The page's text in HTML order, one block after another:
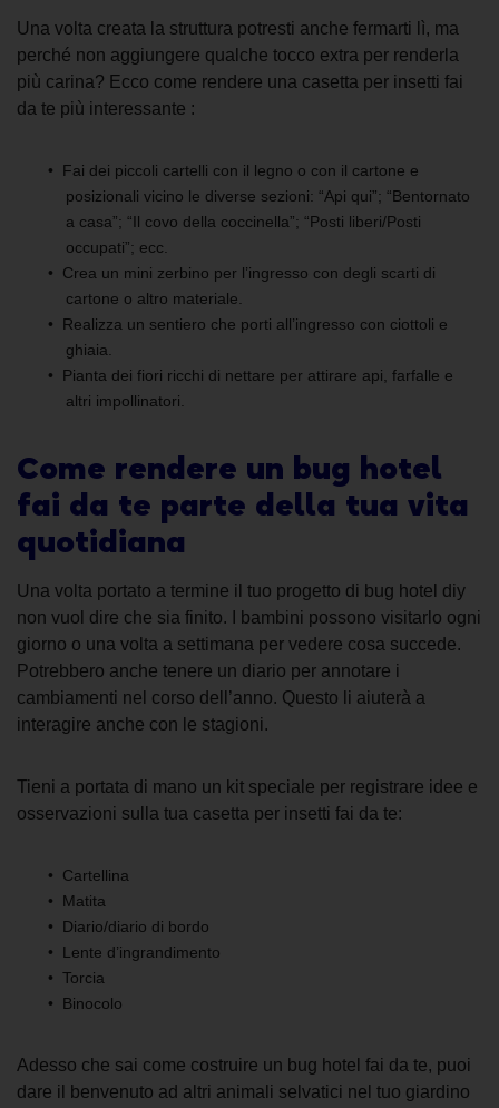
Una volta creata la struttura potresti anche fermarti lì, ma
perché non aggiungere qualche tocco extra per renderla
più carina? Ecco come rendere una casetta per insetti fai
da te più interessante :
Fai dei piccoli cartelli con il legno o con il cartone e
posizionali vicino le diverse sezioni: “Api qui”; “Bentornato
a casa”; “Il covo della coccinella”; “Posti liberi/Posti
occupati”; ecc.
Crea un mini zerbino per l’ingresso con degli scarti di
cartone o altro materiale.
Realizza un sentiero che porti all’ingresso con ciottoli e
ghiaia.
Pianta dei fiori ricchi di nettare per attirare api, farfalle e
altri impollinatori.
Come rendere un bug hotel
fai da te parte della tua vita
quotidiana
Una volta portato a termine il tuo progetto di bug hotel diy
non vuol dire che sia finito. I bambini possono visitarlo ogni
giorno o una volta a settimana per vedere cosa succede.
Potrebbero anche tenere un diario per annotare i
cambiamenti nel corso dell’anno. Questo li aiuterà a
interagire anche con le stagioni.
Tieni a portata di mano un kit speciale per registrare idee e
osservazioni sulla tua casetta per insetti fai da te:
Cartellina
Matita
Diario/diario di bordo
Lente d’ingrandimento
Torcia
Binocolo
Adesso che sai come costruire un bug hotel fai da te, puoi
dare il benvenuto ad altri animali selvatici nel tuo giardino